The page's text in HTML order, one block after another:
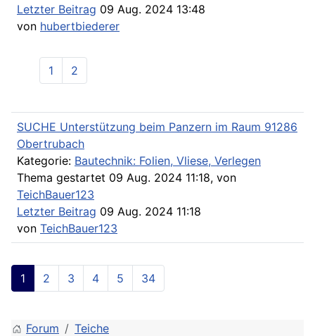
Letzter Beitrag 09 Aug. 2024 13:48
von hubertbiederer
1 2
SUCHE Unterstützung beim Panzern im Raum 91286
Obertrubach
Kategorie: Bautechnik: Folien, Vliese, Verlegen
Thema gestartet 09 Aug. 2024 11:18, von
TeichBauer123
Letzter Beitrag 09 Aug. 2024 11:18
von TeichBauer123
1 2 3 4 5 34
Forum
Teiche